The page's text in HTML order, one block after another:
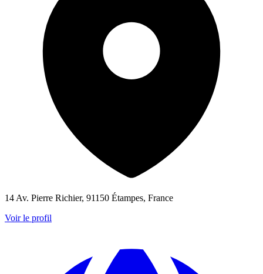
14 Av. Pierre Richier, 91150 Étampes, France
Voir le profil